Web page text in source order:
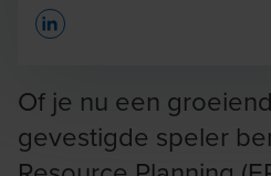
Of je nu een
gevestigde speler